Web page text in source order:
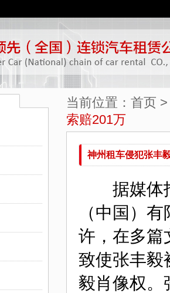
当前位置： 首页
索赔201万
神州租车侵犯张丰
据媒体报
（中国）
许，在多篇
致使张丰毅
毅肖像权。